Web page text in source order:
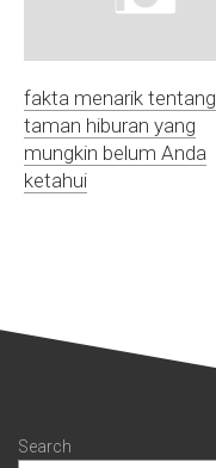
fakta menarik tentang
taman hiburan yang
mungkin belum Anda
ketahui
Search